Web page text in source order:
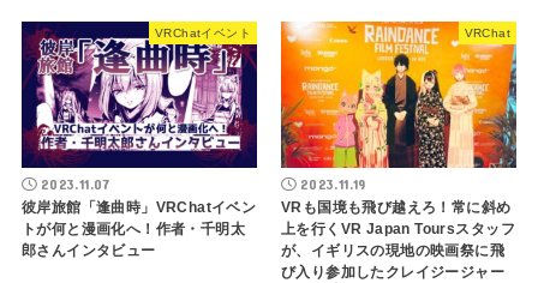
VRChatイベント
2023.11.07
彼岸旅館「逢曲時」VRChatイベン
トが何と漫画化へ！作者・千明太
郎さんインタビュー
VRChat
2023.11.19
VRも国境も飛び越えろ！常に斜め
上を行くVR Japan Toursスタッフ
が、イギリスの現地の映画祭に飛
び入り参加したクレイジージャー